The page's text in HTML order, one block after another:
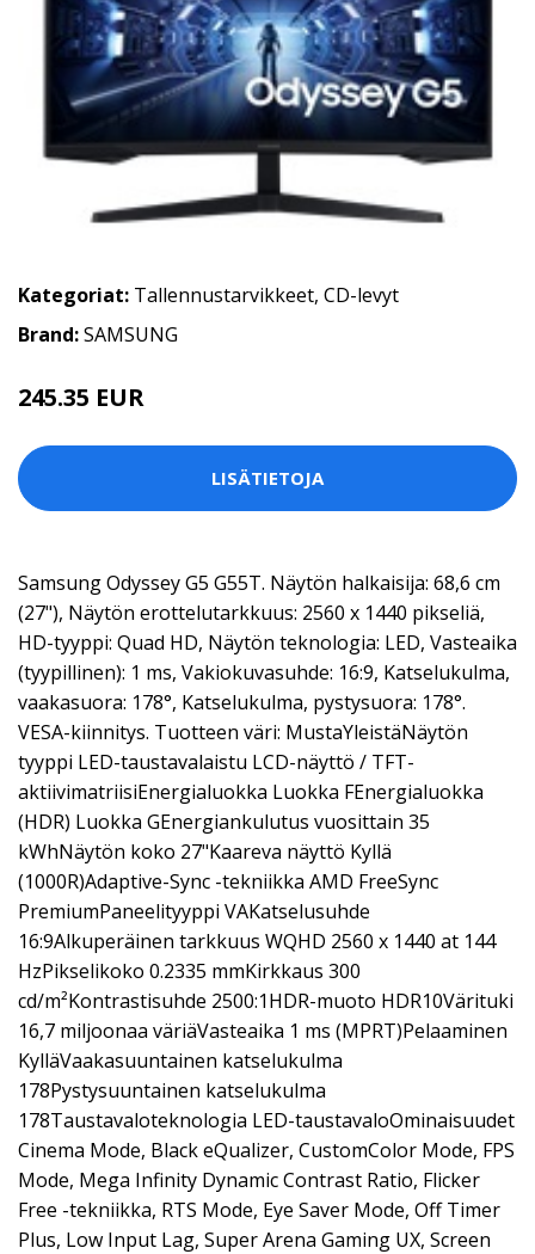
Kategoriat: Tallennustarvikkeet, CD-levyt
Brand:SAMSUNG
245.35 EUR
LISÄTIETOJA
Samsung Odyssey G5 G55T. Näytön halkaisija: 68,6 cm
(27"), Näytön erottelutarkkuus: 2560 x 1440 pikseliä,
HD-tyyppi: Quad HD, Näytön teknologia: LED, Vasteaika
(tyypillinen): 1 ms, Vakiokuvasuhde: 16:9, Katselukulma,
vaakasuora: 178°, Katselukulma, pystysuora: 178°.
VESA-kiinnitys. Tuotteen väri: MustaYleistäNäytön
tyyppi LED-taustavalaistu LCD-näyttö / TFT-
aktiivimatriisiEnergialuokka Luokka FEnergialuokka
(HDR) Luokka GEnergiankulutus vuosittain 35
kWhNäytön koko 27"Kaareva näyttö Kyllä
(1000R)Adaptive-Sync -tekniikka AMD FreeSync
PremiumPaneelityyppi VAKatselusuhde
16:9Alkuperäinen tarkkuus WQHD 2560 x 1440 at 144
HzPikselikoko 0.2335 mmKirkkaus 300
cd/m²Kontrastisuhde 2500:1HDR-muoto HDR10Värituki
16,7 miljoonaa väriäVasteaika 1 ms (MPRT)Pelaaminen
KylläVaakasuuntainen katselukulma
178Pystysuuntainen katselukulma
178Taustavaloteknologia LED-taustavaloOminaisuudet
Cinema Mode, Black eQualizer, CustomColor Mode, FPS
Mode, Mega Infinity Dynamic Contrast Ratio, Flicker
Free -tekniikka, RTS Mode, Eye Saver Mode, Off Timer
Plus, Low Input Lag, Super Arena Gaming UX, Screen